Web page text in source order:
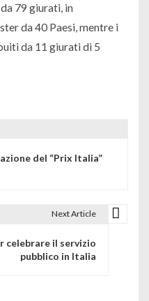
79 giurati, in
da 40 Paesi, mentre i
da 11 giurati di 5
del “Prix Italia”
Next Article
celebrare il servizio
pubblico in Italia